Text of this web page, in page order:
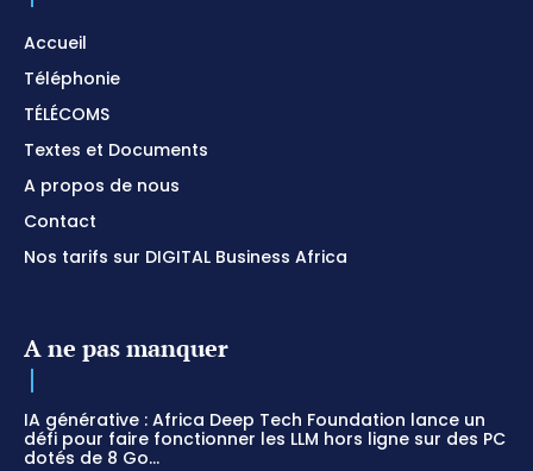
Accueil
Téléphonie
TÉLÉCOMS
Textes et Documents
A propos de nous
Contact
Nos tarifs sur DIGITAL Business Africa
A ne pas manquer
IA générative : Africa Deep Tech Foundation lance un
défi pour faire fonctionner les LLM hors ligne sur des PC
dotés de 8 Go...